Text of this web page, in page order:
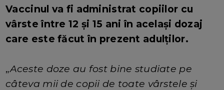
Vaccinul va fi administrat copiilor cu
vârste între 12 și 15 ani în același dozaj
care este făcut în prezent adulților.
„Aceste doze au fost bine studiate pe
câteva mii de copii de toate vârstele și